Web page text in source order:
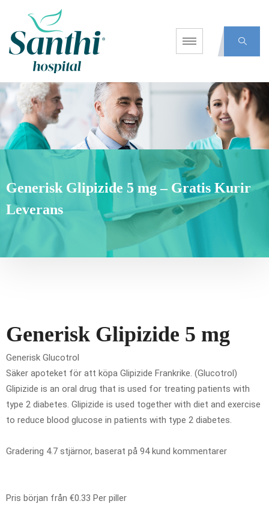
Generisk Glipizide 5 mg – Gratis Kurir
Leverans
Generisk Glipizide 5 mg
Generisk Glucotrol
Säker apoteket för att köpa Glipizide Frankrike. (Glucotrol)
Glipizide is an oral drug that is used for treating patients with
type 2 diabetes. Glipizide is used together with diet and exercise
to reduce blood glucose in patients with type 2 diabetes.
Gradering 4.7 stjärnor, baserat på 94kund kommentarer
Pris början från €0.33 Per piller